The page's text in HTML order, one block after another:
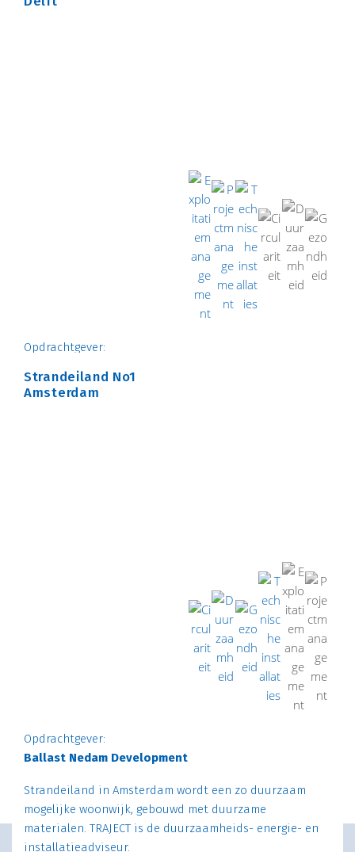
TRAJECT begeleidt de gemeente Almelo bij het behalen
Opdrachtgever:
Voor de instandhouding van gebouw 22 van de
Strandeiland No1
Amsterdam
Opdrachtgever:
Ballast Nedam Development
Strandeiland in Amsterdam wordt een zo duurzaam
mogelijke woonwijk, gebouwd met duurzame
materialen. TRAJECT is de duurzaamheids- energie- en
installatieadviseur.